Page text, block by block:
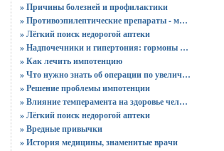
» Причины болезней и профилактики
» Противоэпилептические препараты - механизм действия и безопасность применения
» Лёгкий поиск недорогой аптеки
» Надпочечники и гипертония: гормоны решают все
» Как лечить импотенцию
» Что нужно знать об операции по увеличению груди
» Решение проблемы импотенции
» Влияние темперамента на здоровье человека
» Лёгкий поиск недорогой аптеки
» Вредные привычки
» История медицины, знаменитые врачи